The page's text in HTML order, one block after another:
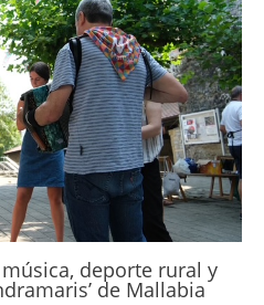
deporte rural y
de Mallabia